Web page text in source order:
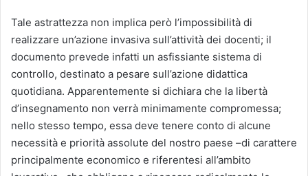
Tale astrattezza non implica però l’impossibilità di
realizzare un’azione invasiva sull’attività dei docenti; il
documento prevede infatti un asfissiante sistema di
controllo, destinato a pesare sull’azione didattica
quotidiana. Apparentemente si dichiara che la libertà
d’insegnamento non verrà minimamente compromessa;
nello stesso tempo, essa deve tenere conto di alcune
necessità e priorità assolute del nostro paese –di carattere
principalmente economico e riferentesi all’ambito